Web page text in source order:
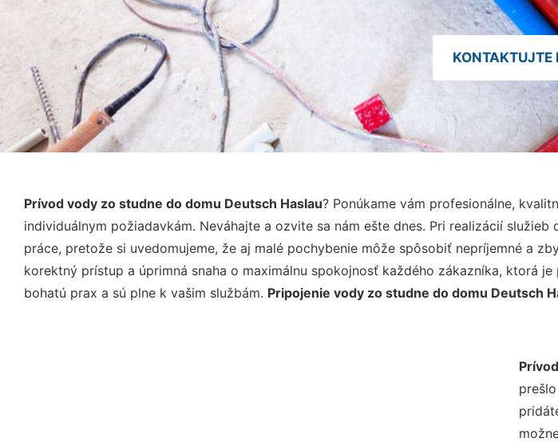
KONTAKTUJTE
Prívod vody zo studne do domu Deutsch Haslau? Ponúkame vám profesionálne,
individuálnym požiadavkám. Neváhajte a ozvite sa nám ešte dnes. Pri realizácií
práce, pretože si uvedomujeme, že aj malé pochybenie môže spôsobiť nepríjemné a
korektný prístup a úprimná snaha o maximálnu spokojnosť každého zákazníka, ktorá
bohatú prax a sú plne k vašim službám. Pripojenie vody zo studne do domu Deutsch